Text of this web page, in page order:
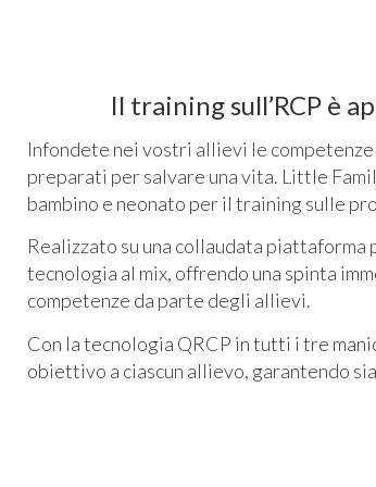
Il training sull’RCP è
Infondete nei vostri allievi le
preparati per salvare una vita. Little
bambino e neonato per il training sulle
Realizzato su una collaudata
tecnologia al mix, offrendo una spinta
competenze da parte degli allievi.
Con la tecnologia QRCP in tutti i tre
obiettivo a ciascun allievo, garantendo